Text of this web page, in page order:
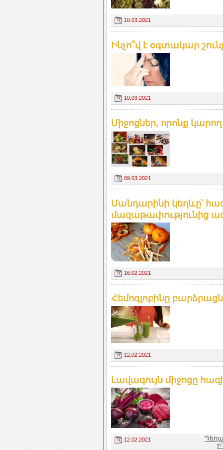
10.03.2021
Ինչո՞վ է օգտակար
10.03.2021
Միջոցներ, որոնք
09.03.2021
Մանդարինի կեղևը՝
մազաթափությունից
16.02.2021
Հեմոգլոբինը
12.02.2021
Լավագույն միջոցը
12.02.2021